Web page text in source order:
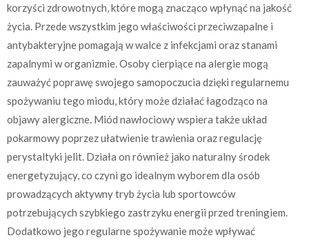
korzyści zdrowotnych, które mogą znacząco wpłynąć na jakość
życia. Przede wszystkim jego właściwości przeciwzapalne i
antybakteryjne pomagają w walce z infekcjami oraz stanami
zapalnymi w organizmie. Osoby cierpiące na alergie mogą
zauważyć poprawę swojego samopoczucia dzięki regularnemu
spożywaniu tego miodu, który może działać łagodząco na
objawy alergiczne. Miód nawłociowy wspiera także układ
pokarmowy poprzez ułatwienie trawienia oraz regulację
perystaltyki jelit. Działa on również jako naturalny środek
energetyzujący, co czyni go idealnym wyborem dla osób
prowadzących aktywny tryb życia lub sportowców
potrzebujących szybkiego zastrzyku energii przed treningiem.
Dodatkowo jego regularne spożywanie może wpływać